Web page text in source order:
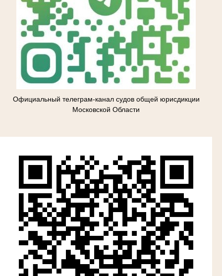
Официальный телеграм-канал судов общей юрисдикции
Московской Области